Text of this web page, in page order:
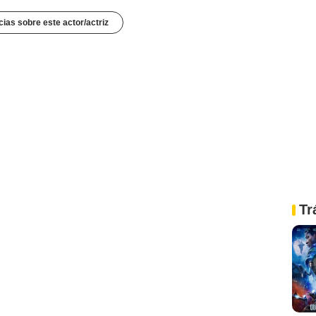
sobre este actor/actriz